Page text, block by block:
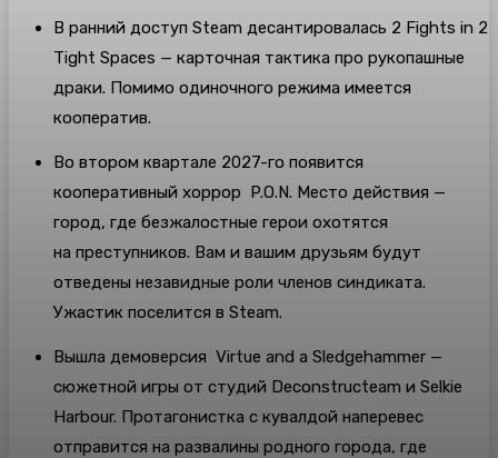
В ранний доступ Steam десантировалась 2 Fights in 2
Tight Spaces — карточная тактика про рукопашные
драки. Помимо одиночного режима имеется
кооператив.
Во втором квартале 2027-го появится
кооперативный хоррор P.O.N. Место действия —
город, где безжалостные герои охотятся
на преступников. Вам и вашим друзьям будут
отведены незавидные роли членов синдиката.
Ужастик поселится в Steam.
Вышла демоверсия Virtue and a Sledgehammer —
сюжетной игры от студий Deconstructeam и Selkie
Harbour. Протагонистка с кувалдой наперевес
отправится на развалины родного города, где